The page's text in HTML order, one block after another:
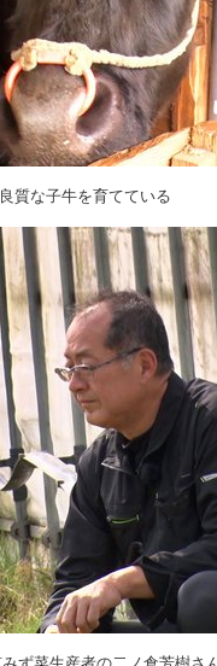
質な子牛を育てている